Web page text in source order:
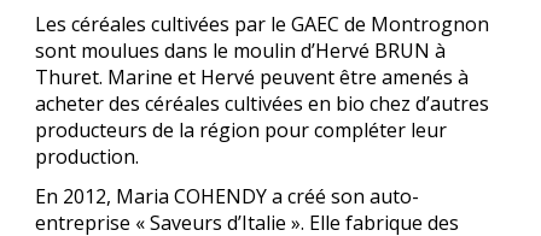
Les céréales cultivées par le GAEC de Montrognon
sont moulues dans le moulin d’Hervé BRUN à
Thuret. Marine et Hervé peuvent être amenés à
acheter des céréales cultivées en bio chez d’autres
producteurs de la région pour compléter leur
production.
En 2012, Maria COHENDY a créé son auto-
entreprise « Saveurs d’Italie ». Elle fabrique des